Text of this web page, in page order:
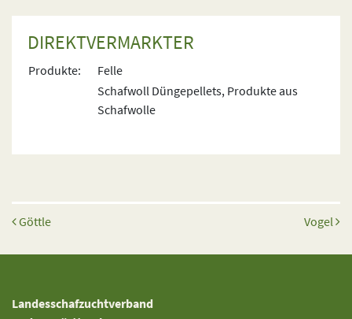
DIREKTVERMARKTER
Produkte:
Felle
Schafwoll Düngepellets, Produkte aus
Schafwolle
Beitrags-Navigation
Göttle Vogel
Landesschafzuchtverband